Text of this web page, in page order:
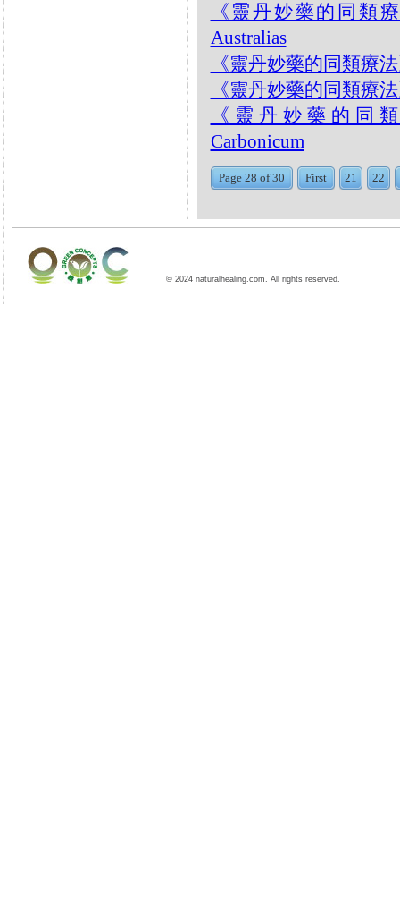
《靈丹妙藥的同類
Australias
《靈丹妙藥的同類療
《靈丹妙藥的同類療
《靈丹妙藥的同
Carbonicum
Page 28 of 30 First 21 22
© 2024 naturalhealing.com. All rights reserved.